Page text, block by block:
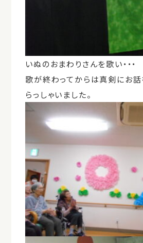
いぬのおまわりさんを歌い・・・
歌が終わってからは真剣にお話
らっしゃいました。